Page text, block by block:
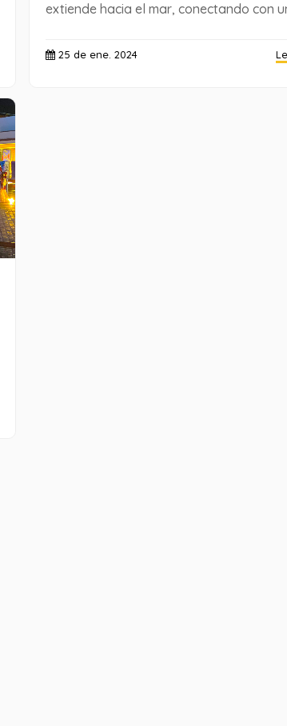
extiende hacia el mar, conectando con
25 de ene. 2024